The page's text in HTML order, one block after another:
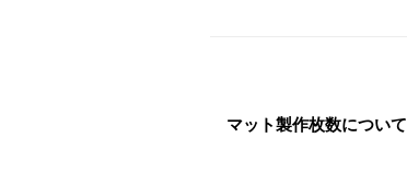
マット製作枚数について